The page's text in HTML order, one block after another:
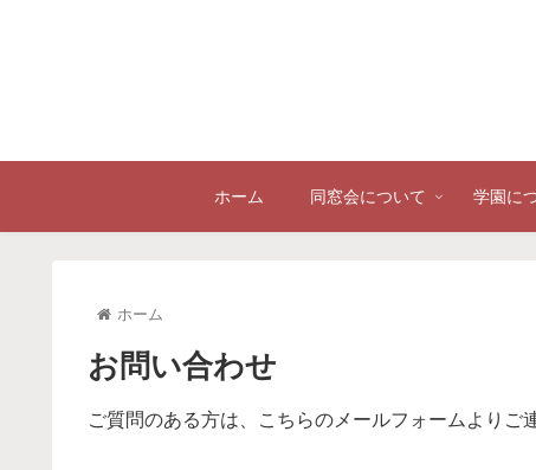
ホーム 同窓会について 学園に
ホーム
お問い合わせ
ご質問のある方は、こちらのメールフォームよりご